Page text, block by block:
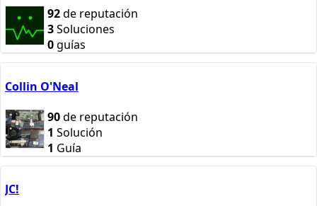
92de reputación
3Soluciones
0guías
Collin O'Neal
90de reputación
1 Solución
1 Guía
JC!